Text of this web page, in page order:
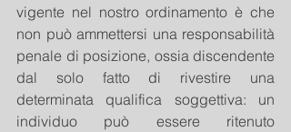
vigente nel nostro ordinamento è che
non può ammettersi una responsabilità
penale di posizione, ossia discendente
dal solo fatto di rivestire una
determinata qualifica soggettiva: un
individuo può essere ritenuto